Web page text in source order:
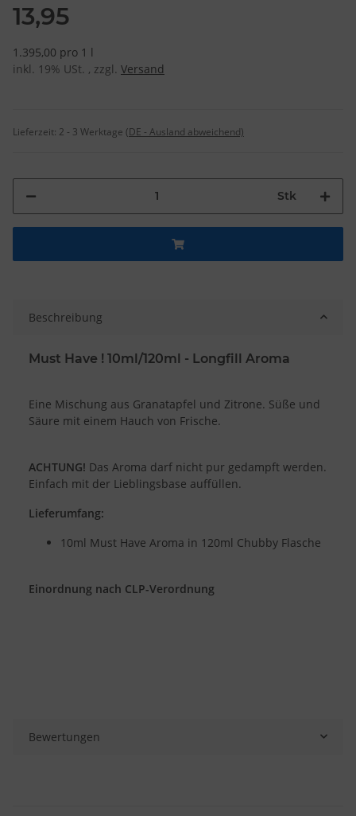
13,95
1.395,00 pro 1 l
inkl. 19% USt. , zzgl. Versand
Lieferzeit: 2 - 3 Werktage (DE - Ausland abweichend)
Stk
Beschreibung
Must Have ! 10ml/120ml - Longfill Aroma
Eine Mischung aus Granatapfel und Zitrone. Süße und
Säure mit einem Hauch von Frische.
ACHTUNG! Das Aroma darf nicht pur gedampft werden.
Einfach mit der Lieblingsbase auffüllen.
Lieferumfang:
10ml Must Have Aroma in 120ml Chubby Flasche
Einordnung nach CLP-Verordnung
Bewertungen